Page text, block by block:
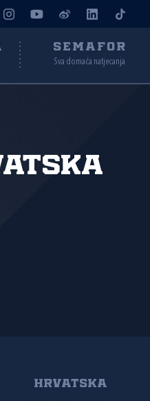
SEMAFOR
Sva domaća natjecanja
HRVATSKA